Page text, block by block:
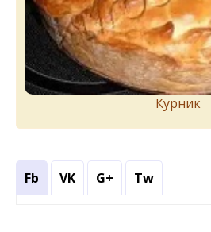
Курник
Fb VK G+ Tw